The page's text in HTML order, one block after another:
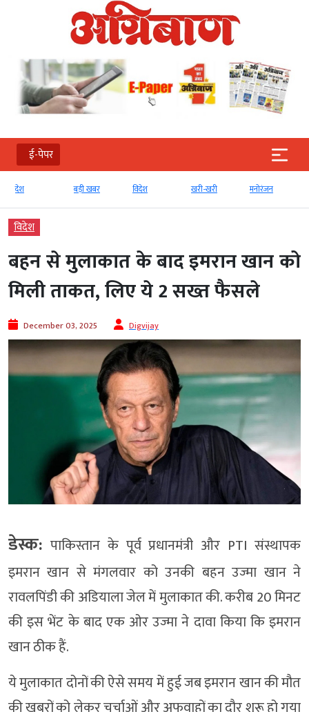
ई-पेपर
देश बड़ी खबर विदेश खरी-खरी मनोरंजन
विदेश
बहन से मुलाकात के बाद इमरान खान को
मिली ताकत, लिए ये 2 सख्त फैसले
December 03, 2025 Digvijay
डेस्क: पाकिस्तान के पूर्व प्रधानमंत्री और PTI संस्थापक
इमरान खान से मंगलवार को उनकी बहन उज्मा खान ने
रावलपिंडी की अडियाला जेल में मुलाकात की. करीब 20 मिनट
की इस भेंट के बाद एक ओर उज्मा ने दावा किया कि इमरान
खान ठीक हैं.
ये मुलाकात दोनों की ऐसे समय में हुई जब इमरान खान की मौत